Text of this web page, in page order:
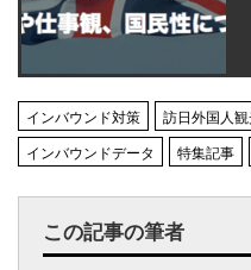
インバウンド対策 訪日外国人
インバウンドデータ
特集記事
この記事の筆者